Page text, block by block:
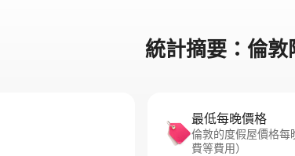
統計摘要：倫
最低每晚價格
倫敦的度假屋價格每
費等費用）